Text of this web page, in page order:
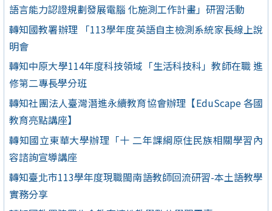
語言能力認證規劃發展電腦 化施測工作計畫」研習活動
轉知國教署辦理 「113學年度英語自主檢測系統家長線上說
明會
轉知中原大學114年度科技領域「生活科技科」教師在職 進
修第二專長學分班
轉知社團法人臺灣潛進永續教育協會辦理【EduScape 各國
教育亮點講座】
轉知國立東華大學辦理「十 二年課綱原住民族相關學習內
容諮詢宣導講座
轉知臺北市113學年度現職閩南語教師回流研習-本土語教學
實務分享